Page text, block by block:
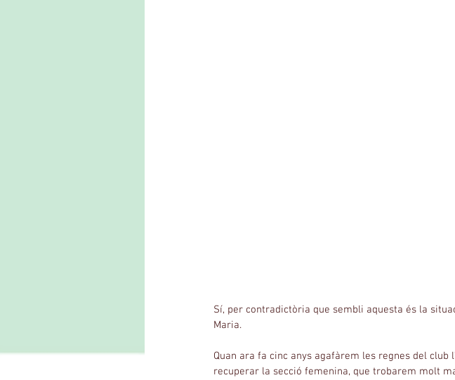
Sí, per contradictòria que sembli aquesta és la
Maria.
Quan ara fa cinc anys agafàrem les regnes del
recuperar la secció femenina, que trobarem molt